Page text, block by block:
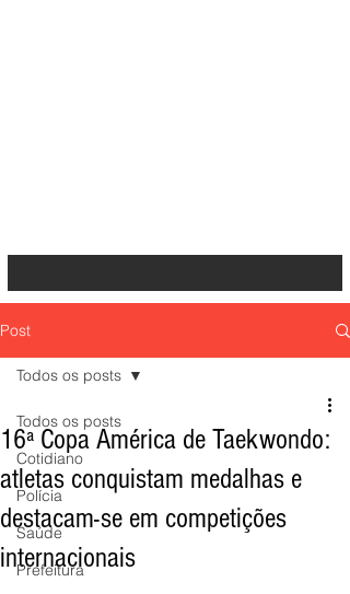
Post
Todos os posts
Cotidiano
Polícia
Saúde
Prefeitura
Todos os posts
16ª Copa América de Taekwondo:
atletas conquistam medalhas e
destacam-se em competições
internacionais